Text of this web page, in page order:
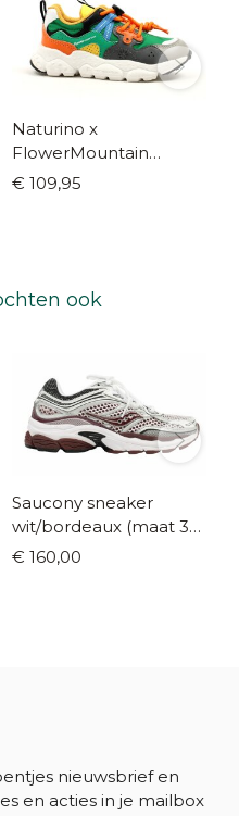
Naturino x
FlowerMountain
multicolor groen (maat
€ 109,95
ook
Saucony sneaker
wit/bordeaux (maat 35-
42)
€ 160,00
nieuwsbrief en
en acties in je mailbox